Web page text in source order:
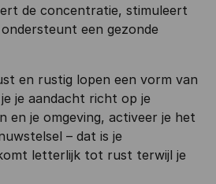
de concentratie, stimuleert
een gezonde
en rustig lopen een vorm van
je aandacht richt op je
en je omgeving, activeer je het
– dat is je
komt letterlijk tot rust terwijl je